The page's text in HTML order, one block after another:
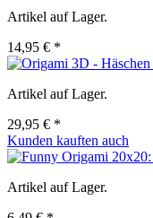
Artikel auf Lager.
14,95 € *
Artikel auf Lager.
29,95 € *
Kunden kauften auch
Artikel auf Lager.